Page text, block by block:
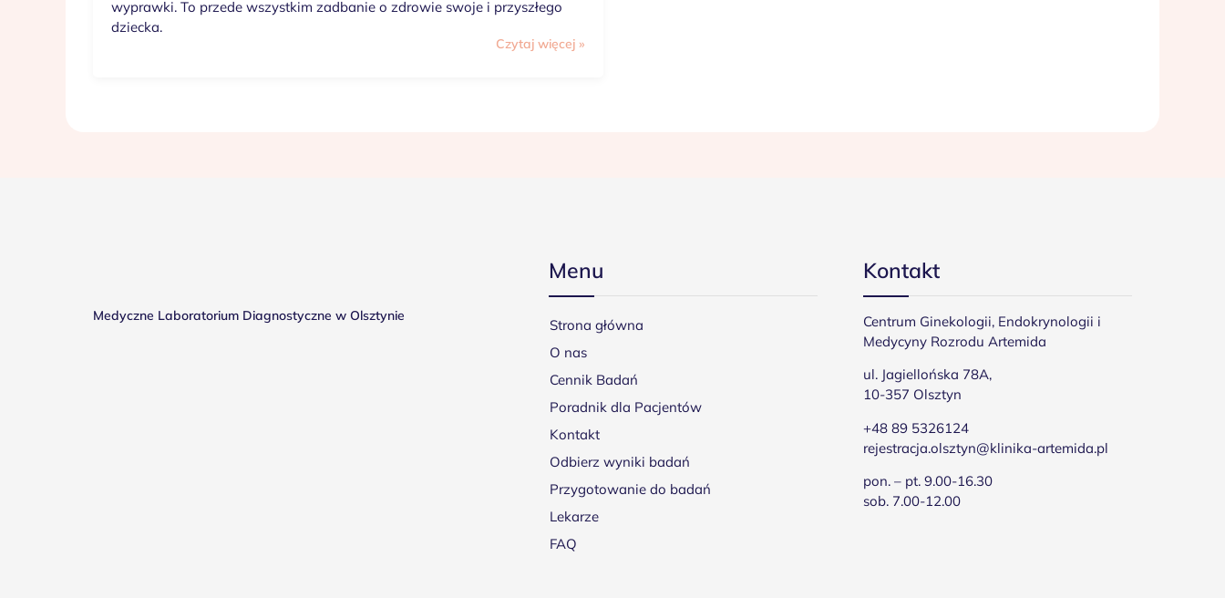
wyprawki. To przede wszystkim zadbanie o zdrowie swoje i przyszłego
dziecka.
Czytaj więcej »
Medyczne Laboratorium Diagnostyczne w Olsztynie
Menu
Strona główna
O nas
Cennik Badań
Poradnik dla Pacjentów
Kontakt
Odbierz wyniki badań
Przygotowanie do badań
Lekarze
FAQ
Kontakt
Centrum Ginekologii, Endokrynologii i
Medycyny Rozrodu Artemida
ul. Jagiellońska 78A,
10-357 Olsztyn
+48 89 5326124
rejestracja.olsztyn@klinika-artemida.pl
pon. – pt. 9.00-16.30
sob. 7.00-12.00